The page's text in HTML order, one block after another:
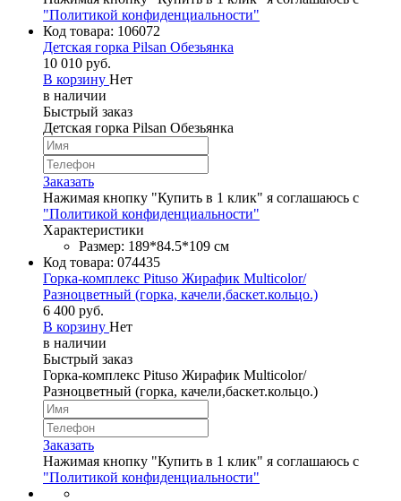
"Политикой конфиденциальности"
Код товара: 106072
Детская горка Pilsan Обезьянка
10 010 руб.
В корзину Нет
в наличии
Быстрый заказ
Детская горка Pilsan Обезьянка
Заказать
Нажимая кнопку "Купить в 1 клик" я соглашаюсь с
"Политикой конфиденциальности"
Характеристики
Размер: 189*84.5*109 см
Код товара: 074435
Горка-комплекс Pituso Жирафик Multicolor/
Разноцветный (горка, качели,баскет.кольцо.)
6 400 руб.
В корзину Нет
в наличии
Быстрый заказ
Горка-комплекс Pituso Жирафик Multicolor/
Разноцветный (горка, качели,баскет.кольцо.)
Заказать
Нажимая кнопку "Купить в 1 клик" я соглашаюсь с
"Политикой конфиденциальности"